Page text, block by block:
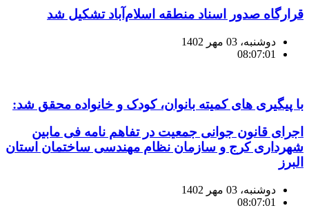
قرارگاه صدور اسناد منطقه اسلام‌آباد تشکیل شد
دوشنبه، 03 مهر 1402
08:07:01
با پیگیری های کمیته بانوان، کودک و خانواده محقق شد:
اجرای قانون جوانی جمعیت در تفاهم نامه فی مابین
شهرداری کرج و سازمان نظام مهندسی ساختمان استان
البرز
دوشنبه، 03 مهر 1402
08:07:01